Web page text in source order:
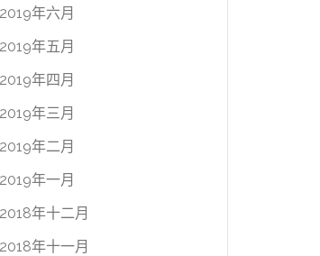
2019年六月
2019年五月
2019年四月
2019年三月
2019年二月
2019年一月
2018年十二月
2018年十一月